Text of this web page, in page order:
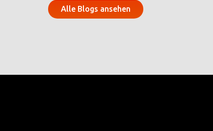
Alle Blogs ansehen